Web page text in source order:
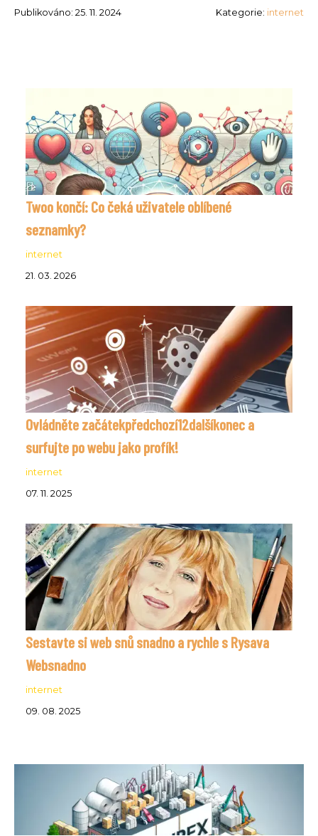
Publikováno: 25. 11. 2024 Kategorie: internet
Twoo končí: Co čeká uživatele oblíbené
seznamky?
internet
21. 03. 2026
Ovládněte začátekpředchozí12dalšíkonec a
surfujte po webu jako profík!
internet
07. 11. 2025
Sestavte si web snů snadno a rychle s Rysava
Websnadno
internet
09. 08. 2025